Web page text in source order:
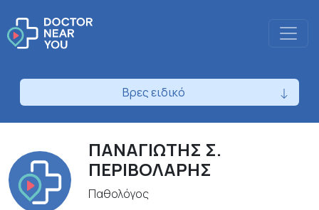
Βρες ειδικό
ΠΑΝΑΓΙΩΤΗΣ Σ.
ΠΕΡΙΒΟΛΑΡΗΣ
Παθολόγος